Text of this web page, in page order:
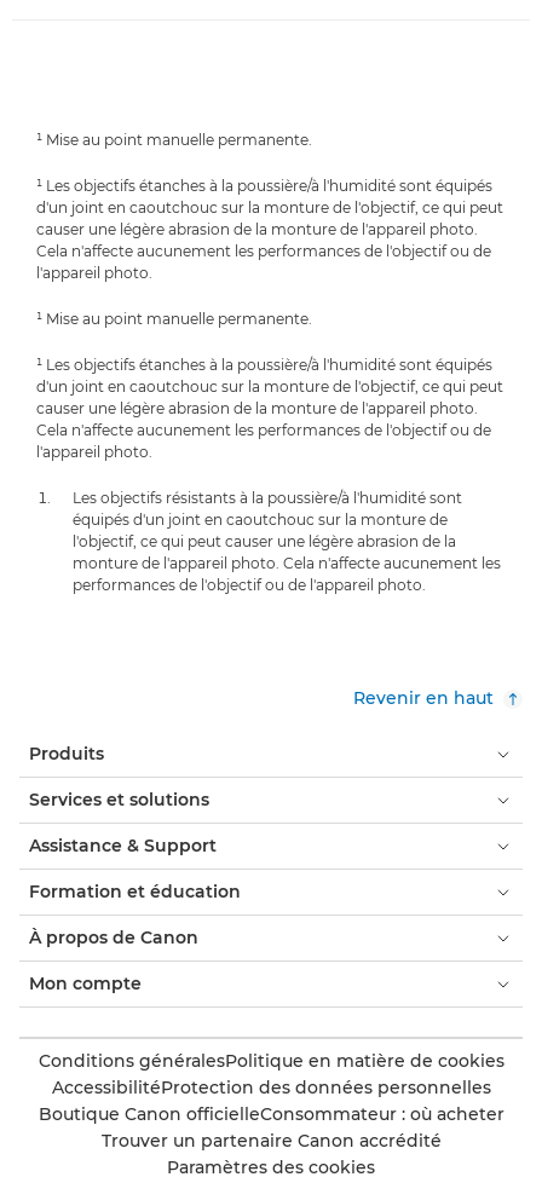
¹ Mise au point manuelle permanente.
¹ Les objectifs étanches à la poussière/à l'humidité sont équipés
d'un joint en caoutchouc sur la monture de l'objectif, ce qui peut
causer une légère abrasion de la monture de l'appareil photo.
Cela n'affecte aucunement les performances de l'objectif ou de
l'appareil photo.
¹ Mise au point manuelle permanente.
¹ Les objectifs étanches à la poussière/à l'humidité sont équipés
d'un joint en caoutchouc sur la monture de l'objectif, ce qui peut
causer une légère abrasion de la monture de l'appareil photo.
Cela n'affecte aucunement les performances de l'objectif ou de
l'appareil photo.
Les objectifs résistants à la poussière/à l'humidité sont
équipés d'un joint en caoutchouc sur la monture de
l'objectif, ce qui peut causer une légère abrasion de la
monture de l'appareil photo. Cela n'affecte aucunement les
performances de l'objectif ou de l'appareil photo.
Revenir en haut
Produits
Services et solutions
Assistance & Support
Formation et éducation
À propos de Canon
Mon compte
Conditions généralesPolitique en matière de cookies
AccessibilitéProtection des données personnelles
Boutique Canon officielleConsommateur : où acheter
Trouver un partenaire Canon accrédité
Paramètres des cookies